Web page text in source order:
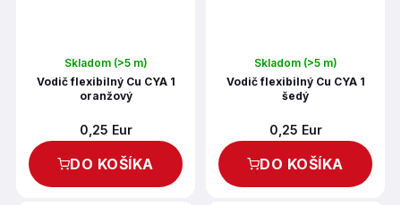
Skladom (>5 m)
Vodič flexibilný Cu CYA 1
oranžový
0,25 Eur
DO KOŠÍKA
Skladom (>5 m)
Vodič flexibilný Cu CYA 1
šedý
0,25 Eur
DO KOŠÍKA